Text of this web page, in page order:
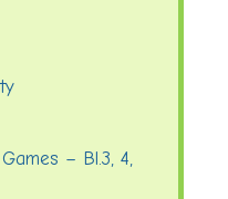
– Bl.3, 4,